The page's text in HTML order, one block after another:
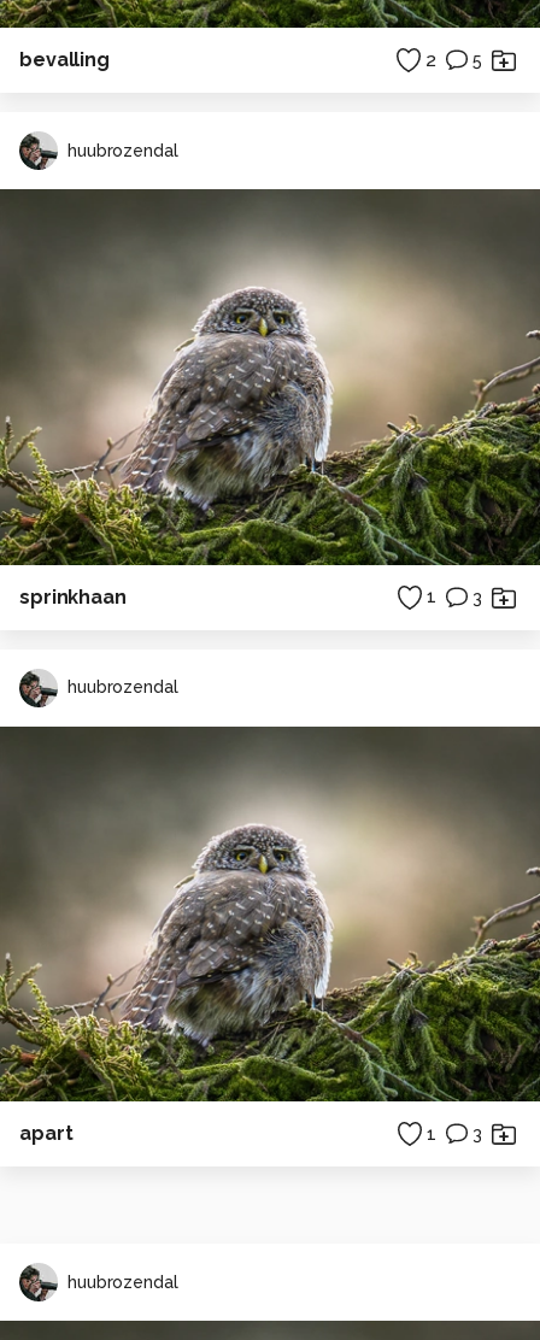
bevalling 2 5
huubrozendal
sprinkhaan 1 3
huubrozendal
apart 1 3
huubrozendal